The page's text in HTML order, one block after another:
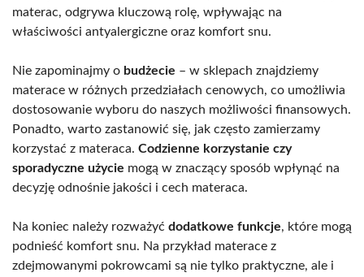
materac, odgrywa kluczową rolę, wpływając na
właściwości antyalergiczne oraz komfort snu.
Nie zapominajmy o budżecie – w sklepach znajdziemy
materace w różnych przedziałach cenowych, co umożliwia
dostosowanie wyboru do naszych możliwości finansowych.
Ponadto, warto zastanowić się, jak często zamierzamy
korzystać z materaca. Codzienne korzystanie czy
sporadyczne użycie mogą w znaczący sposób wpłynąć na
decyzję odnośnie jakości i cech materaca.
Na koniec należy rozważyć dodatkowe funkcje, które mogą
podnieść komfort snu. Na przykład materace z
zdejmowanymi pokrowcami są nie tylko praktyczne, ale i